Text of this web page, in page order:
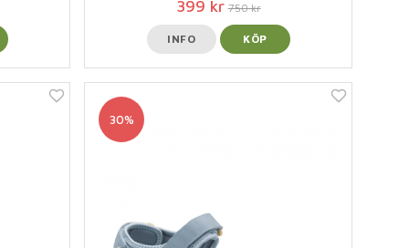
399 kr 750 kr
INFO KÖP
30%